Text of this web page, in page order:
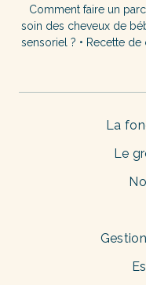
Comment faire un
soin des cheveux de
sensoriel ? • Recette
La
Le